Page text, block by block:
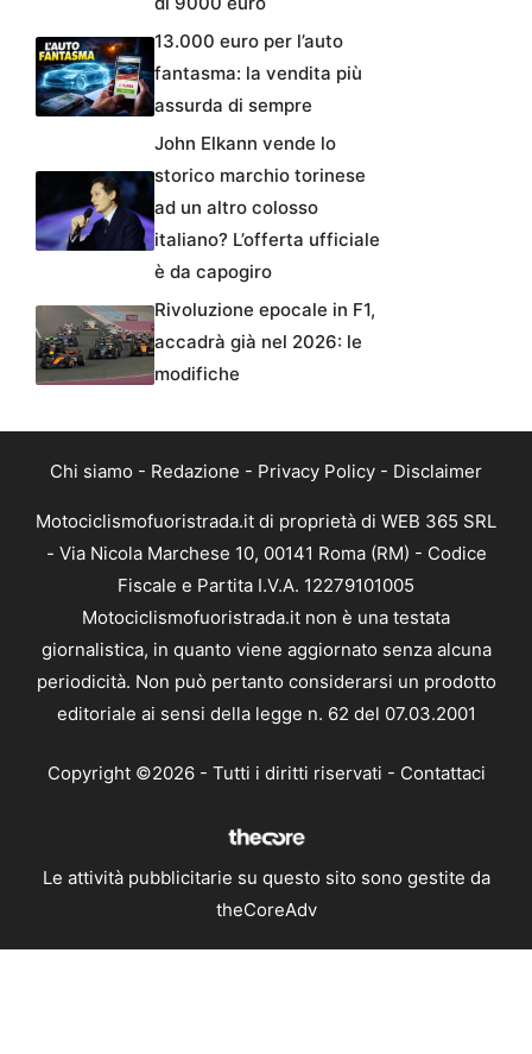
13.000 euro per l’auto
fantasma: la vendita più
assurda di sempre
John Elkann vende lo
storico marchio torinese
ad un altro colosso
italiano? L’offerta ufficiale
è da capogiro
Rivoluzione epocale in F1,
accadrà già nel 2026: le
modifiche
Chi siamo - Redazione - Privacy Policy - Disclaimer
Motociclismofuoristrada.it di proprietà di WEB 365 SRL
- Via Nicola Marchese 10, 00141 Roma (RM) - Codice
Fiscale e Partita I.V.A. 12279101005
Motociclismofuoristrada.it non è una testata
giornalistica, in quanto viene aggiornato senza alcuna
periodicità. Non può pertanto considerarsi un prodotto
editoriale ai sensi della legge n. 62 del 07.03.2001
Copyright ©2026 - Tutti i diritti riservati - Contattaci
Le attività pubblicitarie su questo sito sono gestite da
theCoreAdv